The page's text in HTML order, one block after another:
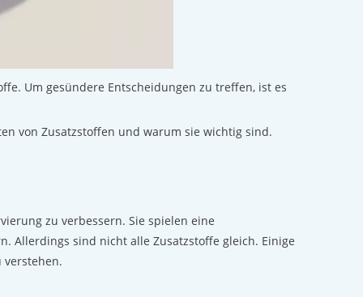
Um gesündere Entscheidungen zu treffen, ist es
von Zusatzstoffen und warum sie wichtig sind.
zu verbessern. Sie spielen eine
Allerdings sind nicht alle Zusatzstoffe gleich. Einige
verstehen.